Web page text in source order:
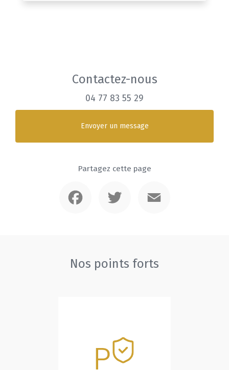
Contactez-nous
04 77 83 55 29
Envoyer un message
Partagez cette page
Nos points forts